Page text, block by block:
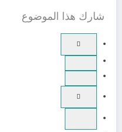
شارك هذا الموضوع